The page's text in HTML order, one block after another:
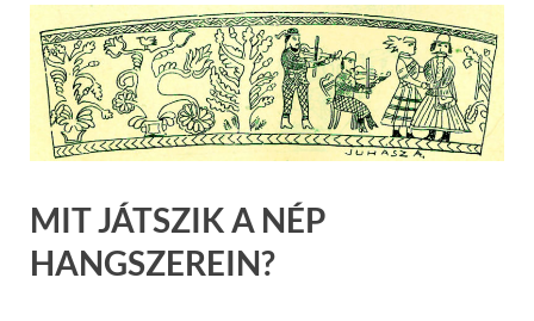
MIT JÁTSZIK A NÉP
HANGSZEREIN?